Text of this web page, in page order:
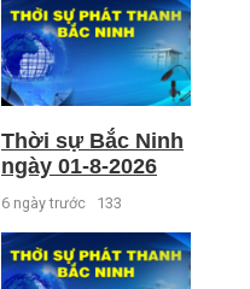
Thời sự Bắc Ninh
ngày 01-8-2026
6 ngày trước 133